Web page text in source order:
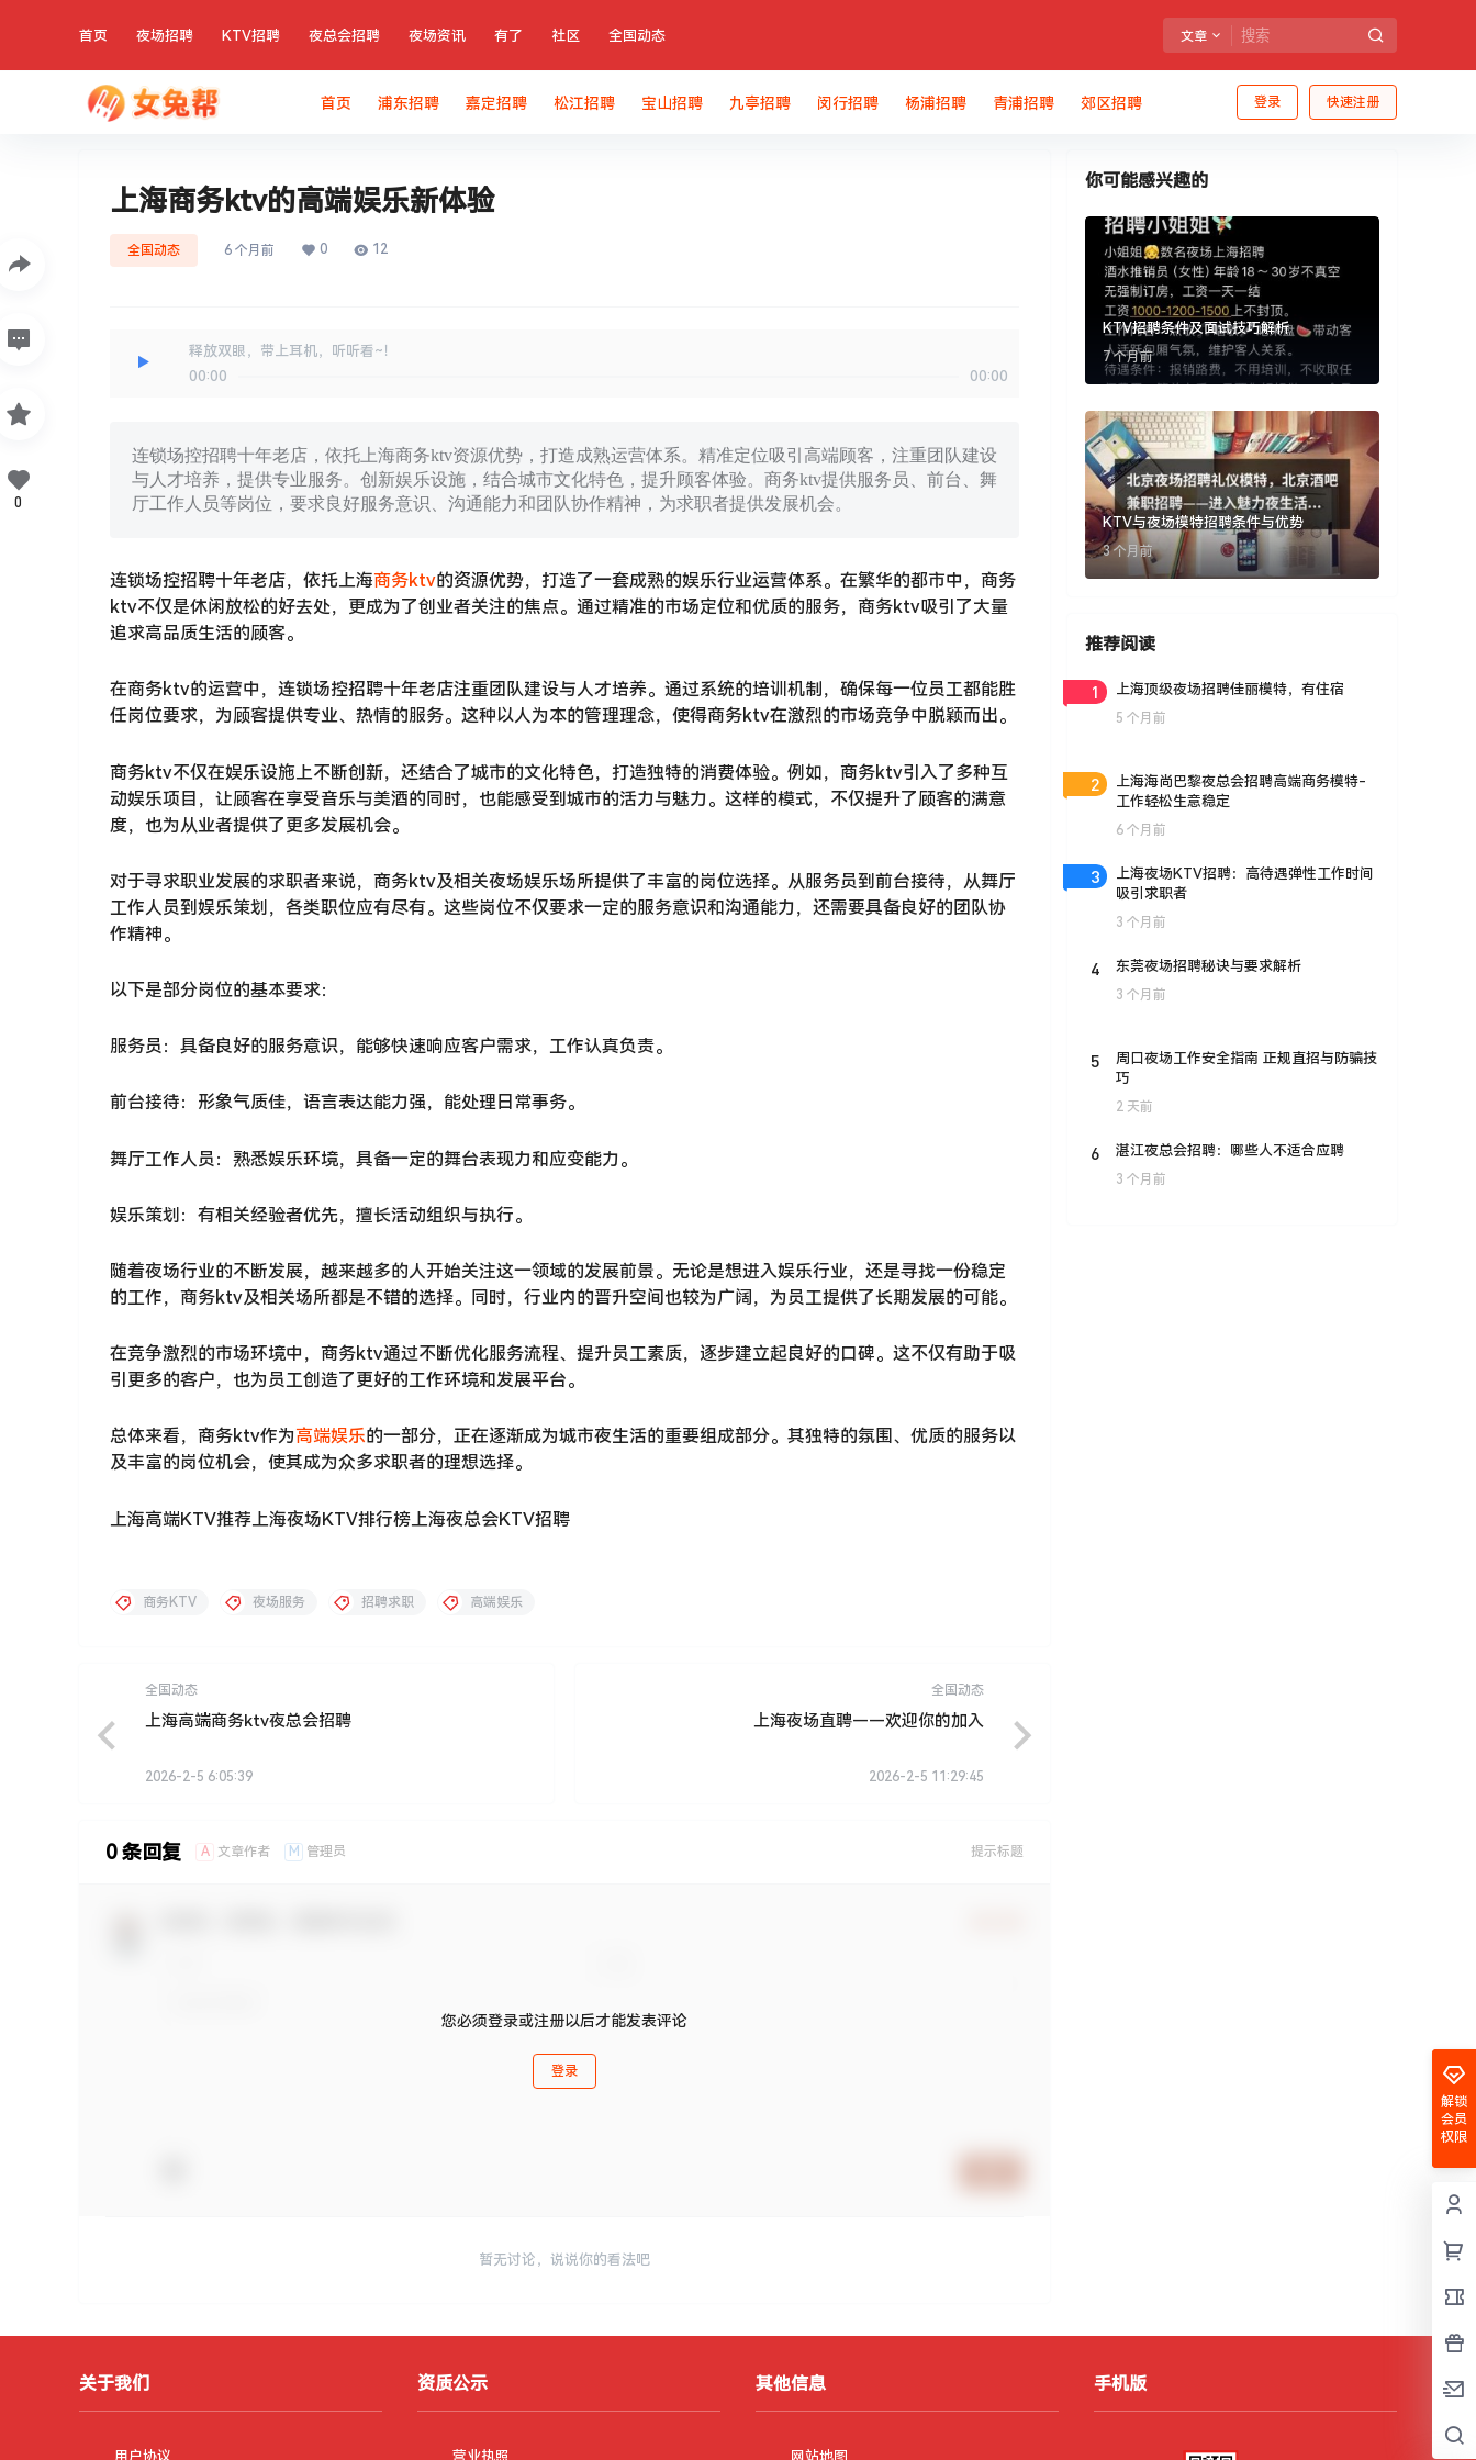
首页 夜场招聘 KTV招聘 夜总会招聘 夜场资讯 有了 社区 全国动态 文章
登录 快速注册
首页 浦东招聘 嘉定招聘 松江招聘 宝山招聘 九亭招聘 闵行招聘 杨浦招聘 青浦招聘 郊区招聘
上海商务ktv的高端娱乐新体验
全国动态 6 个月前 0 12
释放双眼，带上耳机，听听看~！
00:00
00:00
连锁场控招聘十年老店，依托上海商务ktv资源优势，打造成熟运营体系。精准定位吸引高端顾客，注重团队建设
与人才培养，提供专业服务。创新娱乐设施，结合城市文化特色，提升顾客体验。商务ktv提供服务员、前台、舞
厅工作人员等岗位，要求良好服务意识、沟通能力和团队协作精神，为求职者提供发展机会。
连锁场控招聘十年老店，依托上海商务ktv的资源优势，打造了一套成熟的娱乐行业运营体系。在繁华的都市中，商务
ktv不仅是休闲放松的好去处，更成为了创业者关注的焦点。通过精准的市场定位和优质的服务，商务ktv吸引了大量
追求高品质生活的顾客。
在商务ktv的运营中，连锁场控招聘十年老店注重团队建设与人才培养。通过系统的培训机制，确保每一位员工都能胜
任岗位要求，为顾客提供专业、热情的服务。这种以人为本的管理理念，使得商务ktv在激烈的市场竞争中脱颖而出。
商务ktv不仅在娱乐设施上不断创新，还结合了城市的文化特色，打造独特的消费体验。例如，商务ktv引入了多种互
动娱乐项目，让顾客在享受音乐与美酒的同时，也能感受到城市的活力与魅力。这样的模式，不仅提升了顾客的满意
度，也为从业者提供了更多发展机会。
对于寻求职业发展的求职者来说，商务ktv及相关夜场娱乐场所提供了丰富的岗位选择。从服务员到前台接待，从舞厅
工作人员到娱乐策划，各类职位应有尽有。这些岗位不仅要求一定的服务意识和沟通能力，还需要具备良好的团队协
作精神。
以下是部分岗位的基本要求：
服务员：具备良好的服务意识，能够快速响应客户需求，工作认真负责。
前台接待：形象气质佳，语言表达能力强，能处理日常事务。
舞厅工作人员：熟悉娱乐环境，具备一定的舞台表现力和应变能力。
娱乐策划：有相关经验者优先，擅长活动组织与执行。
随着夜场行业的不断发展，越来越多的人开始关注这一领域的发展前景。无论是想进入娱乐行业，还是寻找一份稳定
的工作，商务ktv及相关场所都是不错的选择。同时，行业内的晋升空间也较为广阔，为员工提供了长期发展的可能。
在竞争激烈的市场环境中，商务ktv通过不断优化服务流程、提升员工素质，逐步建立起良好的口碑。这不仅有助于吸
引更多的客户，也为员工创造了更好的工作环境和发展平台。
总体来看，商务ktv作为高端娱乐的一部分，正在逐渐成为城市夜生活的重要组成部分。其独特的氛围、优质的服务以
及丰富的岗位机会，使其成为众多求职者的理想选择。
上海高端KTV推荐上海夜场KTV排行榜上海夜总会KTV招聘
0
商务KTV 夜场服务 招聘求职 高端娱乐
全国动态
上海高端商务ktv夜总会招聘
2026-2-5 6:05:39
全国动态
上海夜场直聘——欢迎你的加入
2026-2-5 11:29:45
0 条回复 A 文章作者 M 管理员 提示标题
您必须登录或注册以后才能发表评论
登录
暂无讨论，说说你的看法吧
你可能感兴趣的
KTV招聘条件及面试技巧解析
7 个月前
KTV与夜场模特招聘条件与优势
3 个月前
推荐阅读
1 上海顶级夜场招聘佳丽模特，有住宿
5 个月前
2
上海海尚巴黎夜总会招聘高端商务模特-
工作轻松生意稳定
6 个月前
3
上海夜场KTV招聘：高待遇弹性工作时间
吸引求职者
3 个月前
4 东莞夜场招聘秘诀与要求解析
3 个月前
5
周口夜场工作安全指南 正规直招与防骗技
巧
2 天前
6 湛江夜总会招聘：哪些人不适合应聘
3 个月前
解锁
会员
权限
关于我们
用户协议
资质公示
营业执照
其他信息
网站地图
手机版